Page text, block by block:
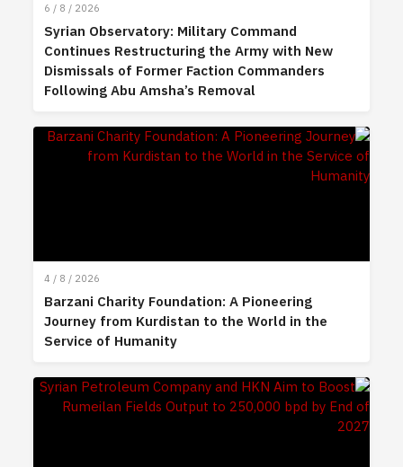
6 / 8 / 2026
Syrian Observatory: Military Command
Continues Restructuring the Army with New
Dismissals of Former Faction Commanders
Following Abu Amsha’s Removal
4 / 8 / 2026
Barzani Charity Foundation: A Pioneering
Journey from Kurdistan to the World in the
Service of Humanity